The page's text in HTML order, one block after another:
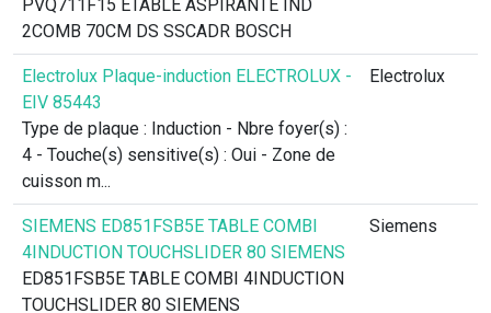
PVQ711F15 ETABLE ASPIRANTE IND
2COMB 70CM DS SSCADR BOSCH
Electrolux Plaque-induction ELECTROLUX -
EIV 85443
Type de plaque : Induction - Nbre foyer(s) :
4 - Touche(s) sensitive(s) : Oui - Zone de
cuisson m...
Electrolux
SIEMENS ED851FSB5E TABLE COMBI
4INDUCTION TOUCHSLIDER 80 SIEMENS
ED851FSB5E TABLE COMBI 4INDUCTION
TOUCHSLIDER 80 SIEMENS
Siemens